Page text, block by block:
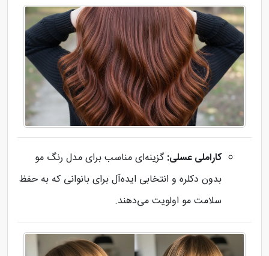
کاراملی عسلی:گزینه‌ای مناسب برای مدل رنگ مو
بدون دکلره و انتخابی ایده‌آل برای بانوانی که به حفظ
سلامت مو اولویت می‌دهند.